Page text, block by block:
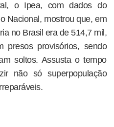
o Ipea, com dados do
Nacional, mostrou que, em
no Brasil era de 514,7 mil,
presos provisórios, sendo
soltos. Assusta o tempo
não só superpopulação